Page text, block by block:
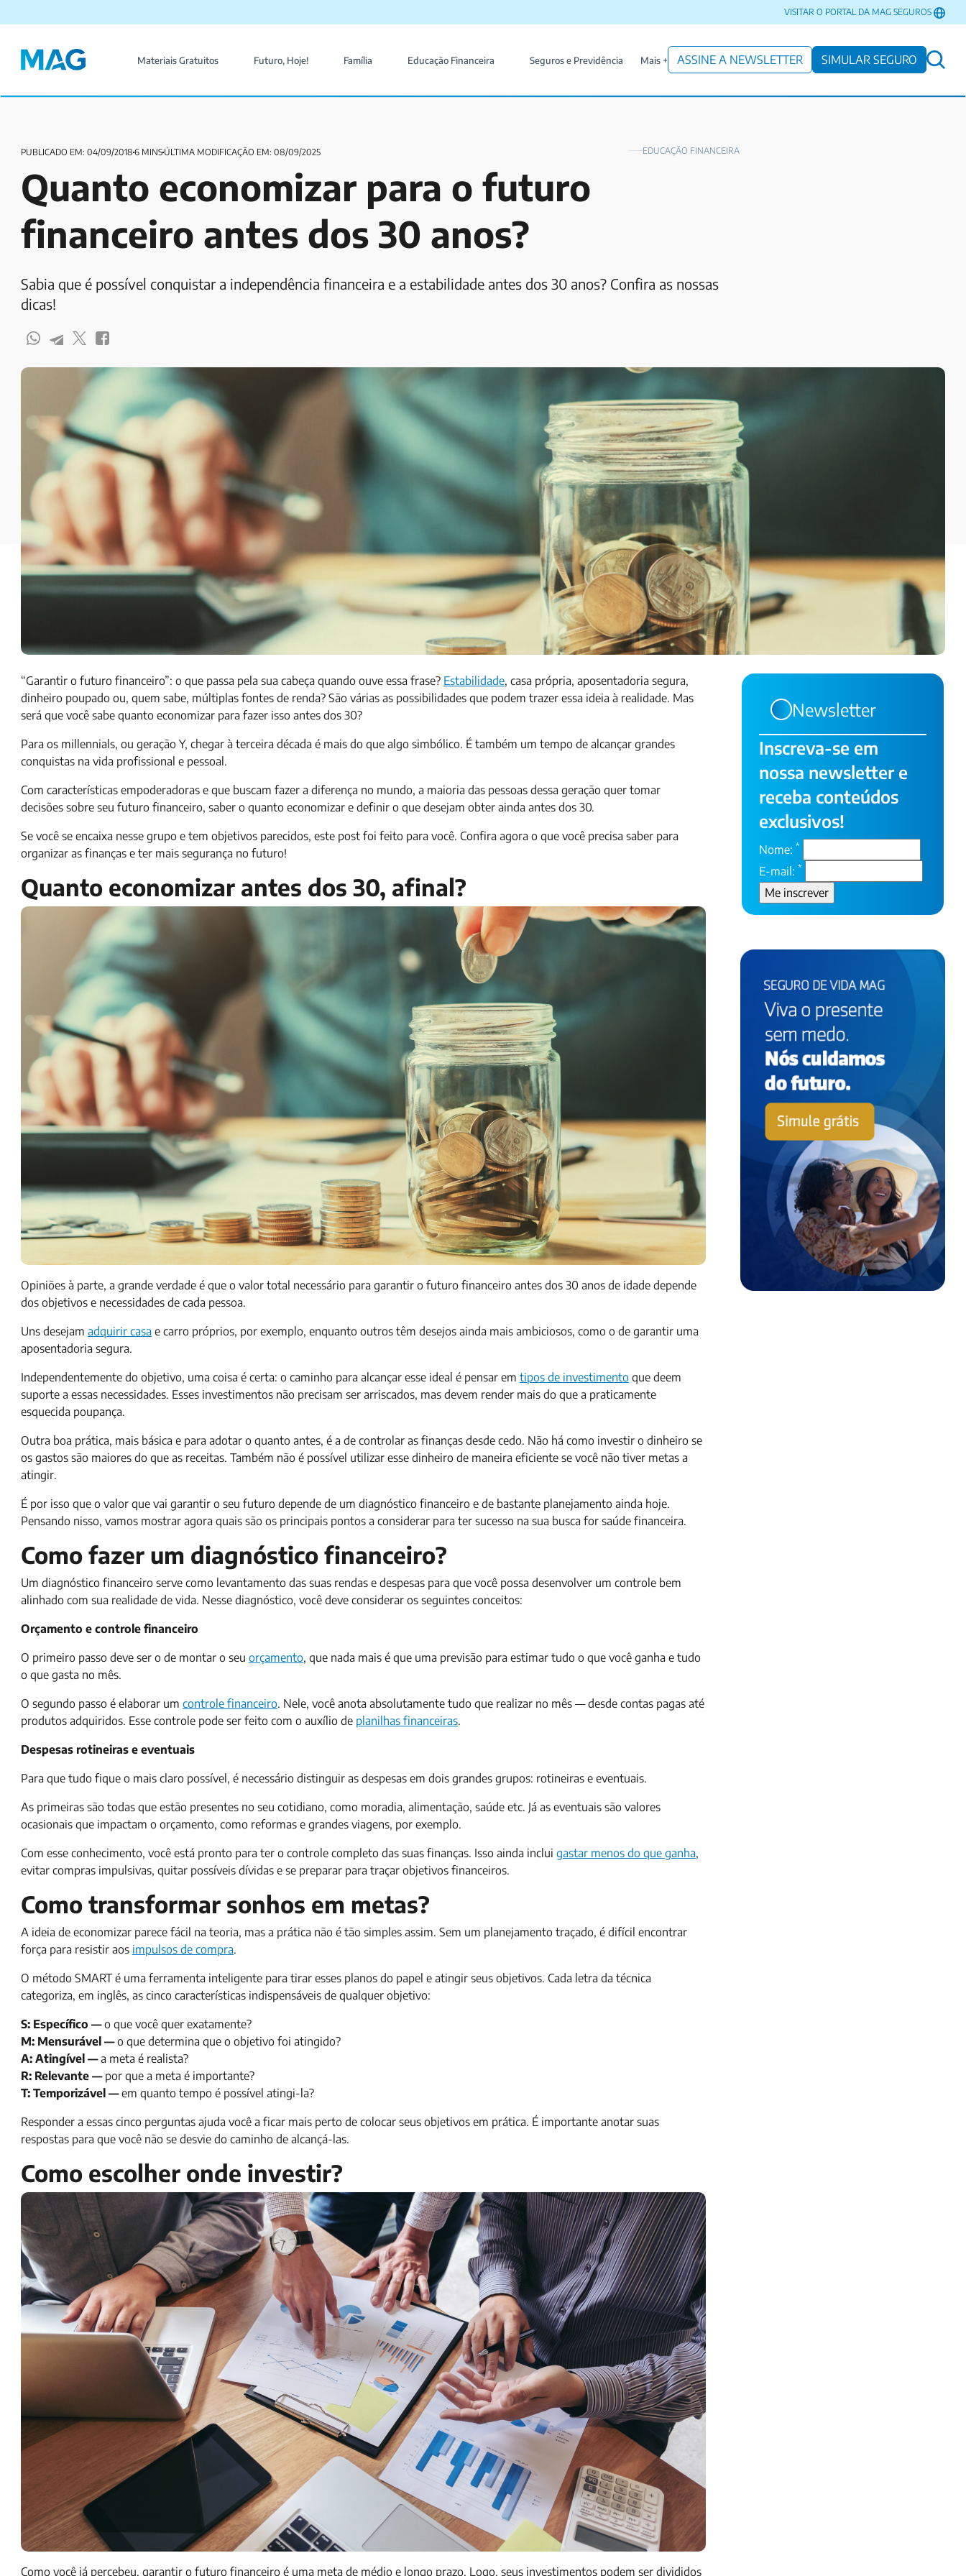
VISITAR O PORTAL DA MAG SEGUROS
Materiais Gratuitos Futuro, Hoje! Família Educação Financeira Seguros e Previdência Mais + ASSINE A NEWSLETTER SIMULAR SEGURO
PUBLICADO EM: 04/09/2018 6 MINS ÚLTIMA MODIFICAÇÃO EM: 08/09/2025 EDUCAÇÃO FINANCEIRA
Quanto economizar para o futuro
financeiro antes dos 30 anos?
Sabia que é possível conquistar a independência financeira e a estabilidade antes dos 30 anos? Confira as nossas
dicas!
“Garantir o futuro financeiro”: o que passa pela sua cabeça quando ouve essa frase? Estabilidade, casa própria, aposentadoria segura,
dinheiro poupado ou, quem sabe, múltiplas fontes de renda? São várias as possibilidades que podem trazer essa ideia à realidade. Mas
será que você sabe quanto economizar para fazer isso antes dos 30?
Para os millennials, ou geração Y, chegar à terceira década é mais do que algo simbólico. É também um tempo de alcançar grandes
conquistas na vida profissional e pessoal.
Com características empoderadoras e que buscam fazer a diferença no mundo, a maioria das pessoas dessa geração quer tomar
decisões sobre seu futuro financeiro, saber o quanto economizar e definir o que desejam obter ainda antes dos 30.
Se você se encaixa nesse grupo e tem objetivos parecidos, este post foi feito para você. Confira agora o que você precisa saber para
organizar as finanças e ter mais segurança no futuro!
Quanto economizar antes dos 30, afinal?
Opiniões à parte, a grande verdade é que o valor total necessário para garantir o futuro financeiro antes dos 30 anos de idade depende
dos objetivos e necessidades de cada pessoa.
Uns desejam adquirir casa e carro próprios, por exemplo, enquanto outros têm desejos ainda mais ambiciosos, como o de garantir uma
aposentadoria segura.
Independentemente do objetivo, uma coisa é certa: o caminho para alcançar esse ideal é pensar em tipos de investimento que deem
suporte a essas necessidades. Esses investimentos não precisam ser arriscados, mas devem render mais do que a praticamente
esquecida poupança.
Outra boa prática, mais básica e para adotar o quanto antes, é a de controlar as finanças desde cedo. Não há como investir o dinheiro se
os gastos são maiores do que as receitas. Também não é possível utilizar esse dinheiro de maneira eficiente se você não tiver metas a
atingir.
É por isso que o valor que vai garantir o seu futuro depende de um diagnóstico financeiro e de bastante planejamento ainda hoje.
Pensando nisso, vamos mostrar agora quais são os principais pontos a considerar para ter sucesso na sua busca for saúde financeira.
Como fazer um diagnóstico financeiro?
Um diagnóstico financeiro serve como levantamento das suas rendas e despesas para que você possa desenvolver um controle bem
alinhado com sua realidade de vida. Nesse diagnóstico, você deve considerar os seguintes conceitos:
Orçamento e controle financeiro
O primeiro passo deve ser o de montar o seu orçamento, que nada mais é que uma previsão para estimar tudo o que você ganha e tudo
o que gasta no mês.
O segundo passo é elaborar um controle financeiro. Nele, você anota absolutamente tudo que realizar no mês — desde contas pagas até
produtos adquiridos. Esse controle pode ser feito com o auxílio de planilhas financeiras.
Despesas rotineiras e eventuais
Para que tudo fique o mais claro possível, é necessário distinguir as despesas em dois grandes grupos: rotineiras e eventuais.
As primeiras são todas que estão presentes no seu cotidiano, como moradia, alimentação, saúde etc. Já as eventuais são valores
ocasionais que impactam o orçamento, como reformas e grandes viagens, por exemplo.
Com esse conhecimento, você está pronto para ter o controle completo das suas finanças. Isso ainda inclui gastar menos do que ganha,
evitar compras impulsivas, quitar possíveis dívidas e se preparar para traçar objetivos financeiros.
Como transformar sonhos em metas?
A ideia de economizar parece fácil na teoria, mas a prática não é tão simples assim. Sem um planejamento traçado, é difícil encontrar
força para resistir aos impulsos de compra.
O método SMART é uma ferramenta inteligente para tirar esses planos do papel e atingir seus objetivos. Cada letra da técnica
categoriza, em inglês, as cinco características indispensáveis de qualquer objetivo:
S: Específico —o que você quer exatamente?
M: Mensurável —o que determina que o objetivo foi atingido?
A: Atingível —a meta é realista?
R: Relevante —por que a meta é importante?
T: Temporizável —em quanto tempo é possível atingi-la?
Responder a essas cinco perguntas ajuda você a ficar mais perto de colocar seus objetivos em prática. É importante anotar suas
respostas para que você não se desvie do caminho de alcançá-las.
Como escolher onde investir?
Como você já percebeu, garantir o futuro financeiro é uma meta de médio e longo prazo. Logo, seus investimentos podem ser divididos
Newsletter
Inscreva-se em
nossa newsletter e
receba conteúdos
exclusivos!
Nome: *
E-mail: *